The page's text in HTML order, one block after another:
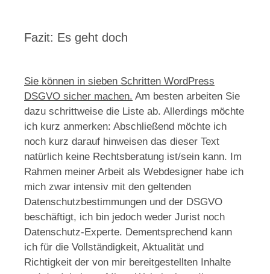
Fazit: Es geht doch
Sie können in sieben Schritten WordPress
DSGVO sicher machen. Am besten arbeiten Sie
dazu schrittweise die Liste ab. Allerdings möchte
ich kurz anmerken: Abschließend möchte ich
noch kurz darauf hinweisen das dieser Text
natürlich keine Rechtsberatung ist/sein kann. Im
Rahmen meiner Arbeit als Webdesigner habe ich
mich zwar intensiv mit den geltenden
Datenschutzbestimmungen und der DSGVO
beschäftigt, ich bin jedoch weder Jurist noch
Datenschutz-Experte. Dementsprechend kann
ich für die Vollständigkeit, Aktualität und
Richtigkeit der von mir bereitgestellten Inhalte